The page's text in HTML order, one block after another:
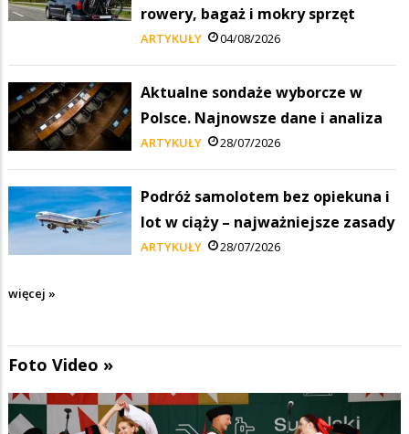
rowery, bagaż i mokry sprzęt
ARTYKUŁY 04/08/2026
Aktualne sondaże wyborcze w
Polsce. Najnowsze dane i analiza
ARTYKUŁY 28/07/2026
Podróż samolotem bez opiekuna i
lot w ciąży – najważniejsze zasady
ARTYKUŁY 28/07/2026
więcej »
Foto Video »